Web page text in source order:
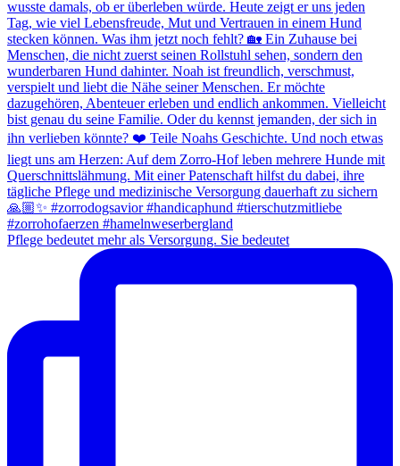
Pflege bedeutet mehr als Versorgung. Sie bedeutet